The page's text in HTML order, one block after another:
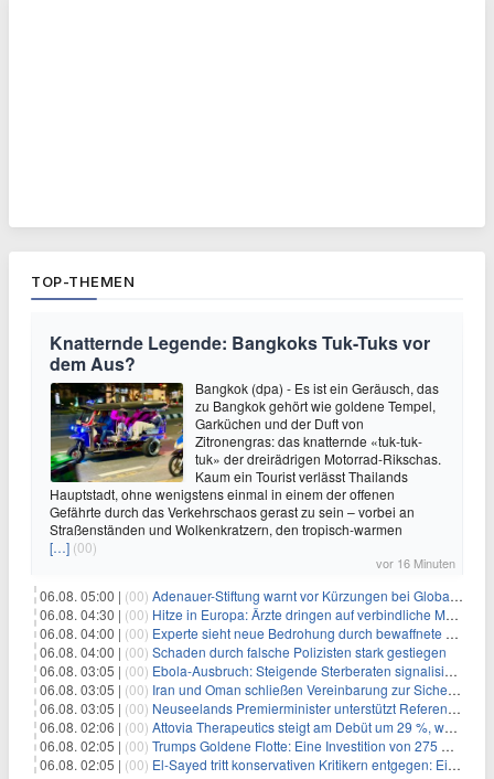
TOP-THEMEN
Knatternde Legende: Bangkoks Tuk-Tuks vor
dem Aus?
Bangkok (dpa) - Es ist ein Geräusch, das
zu Bangkok gehört wie goldene Tempel,
Garküchen und der Duft von
Zitronengras: das knatternde «tuk-tuk-
tuk» der dreirädrigen Motorrad-Rikschas.
Kaum ein Tourist verlässt Thailands
Hauptstadt, ohne wenigstens einmal in einem der offenen
Gefährte durch das Verkehrschaos gerast zu sein – vorbei an
Straßenständen und Wolkenkratzern, den tropisch-warmen
[…] (00)
vor 16 Minuten
06.08. 05:00 | (00) Adenauer-Stiftung warnt vor Kürzungen bei Globaler Gesundheit
06.08. 04:30 | (00) Hitze in Europa: Ärzte dringen auf verbindliche Maßnahmen
06.08. 04:00 | (00) Experte sieht neue Bedrohung durch bewaffnete Drohnen
06.08. 04:00 | (00) Schaden durch falsche Polizisten stark gestiegen
06.08. 03:05 | (00) Ebola-Ausbruch: Steigende Sterberaten signalisieren dringenden Bedarf an verbesserter Gesundheitsinfrastruktur
06.08. 03:05 | (00) Iran und Oman schließen Vereinbarung zur Sicherung des Schiffsverkehrs durch die Straße von Hormuz
06.08. 03:05 | (00) Neuseelands Premierminister unterstützt Referendum über das Wahlsystem: Ein Schritt in Richtung verbesserter demokratischer Beteiligung
06.08. 02:06 | (00) Attovia Therapeutics steigt am Debüt um 29 %, was starkes Investorenvertrauen in biotechnologische Innovation signalisiert
06.08. 02:05 | (00) Trumps Goldene Flotte: Eine Investition von 275 Milliarden Dollar in militärische Macht
06.08. 02:05 | (00) El-Sayed tritt konservativen Kritikern entgegen: Ein Blick auf die wirtschaftliche Landschaft